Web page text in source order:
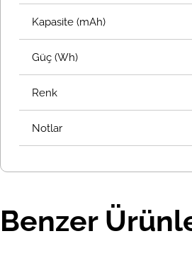
Kapasite (mAh)
Güç (Wh)
Renk
Notlar
Benzer